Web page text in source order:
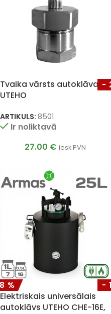
Tvaika vārsts autoklāvam
UTEHO
ARTIKULS: 8501
Ir noliktavā
27.00 € iesk.PVN
-
Elektriskais universālais
autoklāvs UTEHO CHE-16E,
-